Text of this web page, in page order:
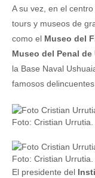
A su vez, en el
tours y museos de
como el Museo del
Museo del Penal de
la Base Naval
famosos
Foto: Cristian Urrutia.
Foto: Cristian Urrutia.
El presidente del